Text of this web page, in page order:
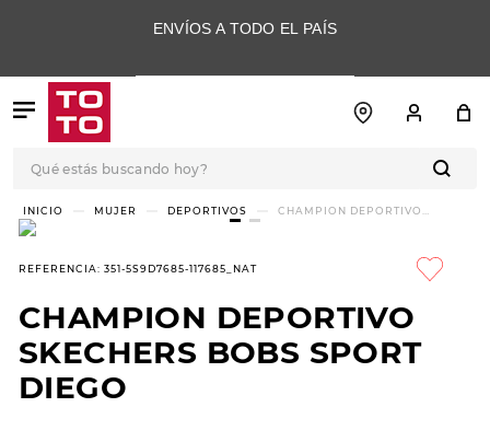
ENVÍOS A TODO EL PAÍS
MUJER DEPORTIVOS
CHAMPION DEPORTIVO
REFERENCIA: 351-5S9D7685-117685_NAT
CHAMPION DEPORTIVO
SKECHERS BOBS SPORT
DIEGO
TÉRMINOS MÁS
BUSCADOS
1
3.
skechers slip-ins